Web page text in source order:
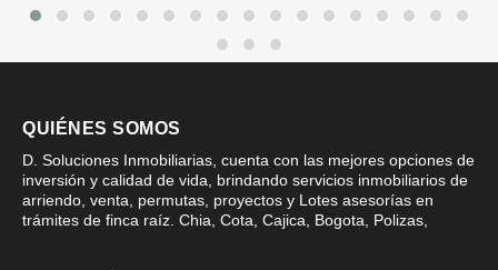
QUIÉNES SOMOS
D. Soluciones Inmobiliarias, cuenta con las mejores opciones de
inversión y calidad de vida, brindando servicios inmobiliarios de
arriendo, venta, permutas, proyectos y Lotes asesorías en
trámites de finca raíz. Chia, Cota, Cajica, Bogota, Polizas,